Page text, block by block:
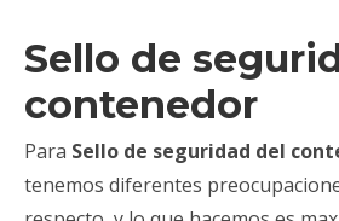
Sello de
contenedor
Para Sello de seguridad del
tenemos diferentes